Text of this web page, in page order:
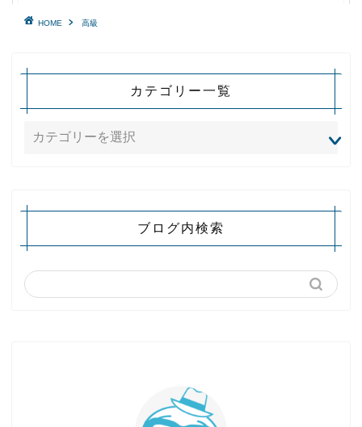
HOME 高級
カテゴリー一覧
ブログ内検索